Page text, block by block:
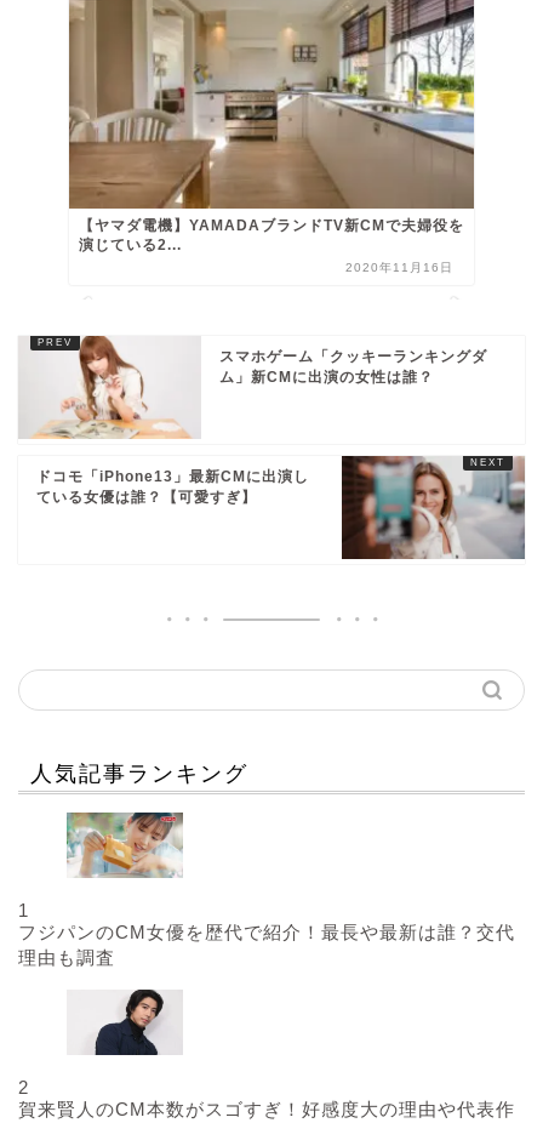
【ヤマダ電機】YAMADAブランドTV新CMで夫婦役を
演じている2...
2020年11月16日
スマホゲーム「クッキーランキングダ
ム」新CMに出演の女性は誰？
ドコモ「iPhone13」最新CMに出演し
ている女優は誰？【可愛すぎ】
人気記事ランキング
1
フジパンのCM女優を歴代で紹介！最長や最新は誰？交代
理由も調査
2
賀来賢人のCM本数がスゴすぎ！好感度大の理由や代表作